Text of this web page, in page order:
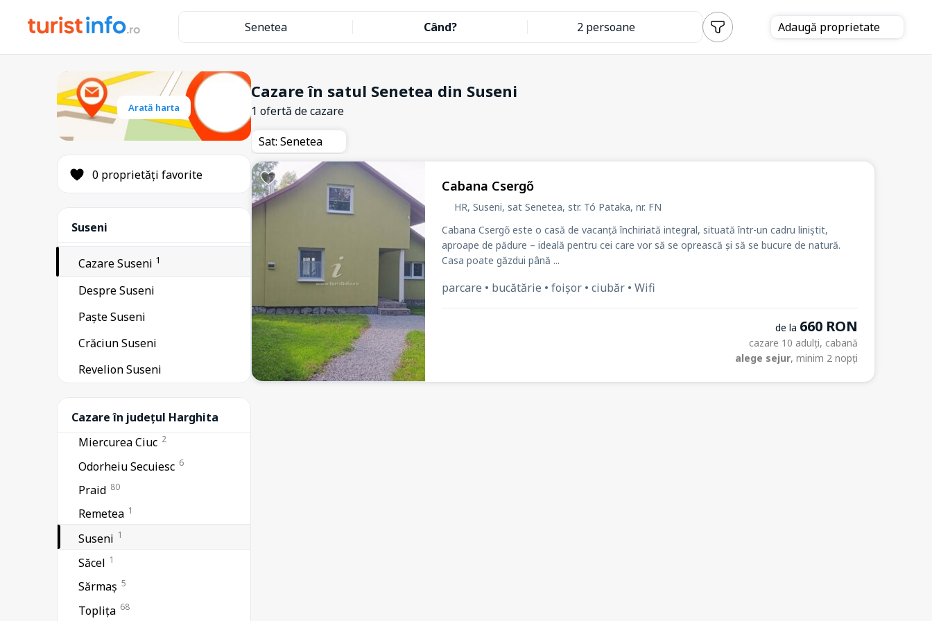
Senetea Când? 2 persoane Adaugă proprietate
Arată harta
0 proprietăți favorite
Suseni
Cazare Suseni 1
Despre Suseni
Paște Suseni
Crăciun Suseni
Revelion Suseni
Cazare în județul Harghita
Brădești
Băile Homorod
Ciceu 1
Ciumani 1
Corund 3
Frumoasa 1
Gheorgheni
Gălăuțaș
1
Harghita Mădăraș
Joseni 3
Lacu Roșu 43
Liban 1
Lunca de Jos 2
Lunca de Sus
Lupeni 1
Miercurea Ciuc 2
Odorheiu Secuiesc 6
Praid 80
Remetea 1
Suseni 1
Săcel 1
Sărmaș 5
Toplița 68
Cazare în satul Senetea din Suseni
1 ofertă de cazare
Sat: Senetea
Cabana Csergő
HR, Suseni, sat Senetea, str. Tó Pataka, nr. FN
Cabana Csergő este o casă de vacanță închiriată integral, situată într-un cadru liniștit,
aproape de pădure – ideală pentru cei care vor să se oprească și să se bucure de natură.
Casa poate găzdui până ...
parcare • bucătărie • foișor • ciubăr • Wifi
de la 660 RON
cazare 10 adulți, cabană
alege sejur, minim 2 nopți